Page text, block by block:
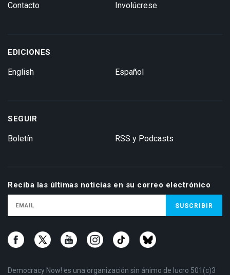
Contacto Involúcrese
EDICIONES
English Español
SEGUIR
Boletín RSS y Podcasts
Reciba las últimas noticias en su correo electrónico
Democracy Now! es una organización sin ánimo de lucro 501(c)3